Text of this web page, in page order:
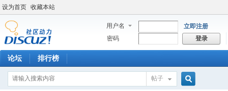
设为首页 收藏本站
用户名
立即注册
密码
登录
论坛 排行榜
帖子